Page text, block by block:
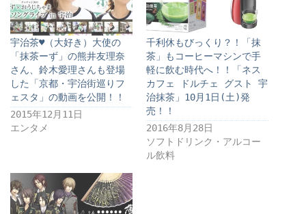
宇治茶♥（大好き）大使の
「抹茶ーず」の熊井友理奈
さん、鈴木愛理さんも登場
した「京都・宇治街巡りフ
ェスタ」の動画を公開！！
2015年12月11日
エンタメ
千利休もびっくり？！「抹
茶」もコーヒーマシンで手
軽に飲む時代へ！！「ネス
カフェ ドルチェ グスト 宇
治抹茶」10月1日(土)発
売！！
2016年8月28日
ソフトドリンク・アルコー
ル飲料